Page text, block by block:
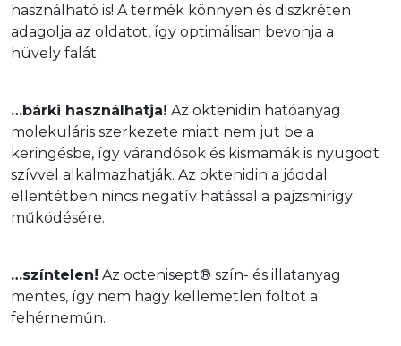
használható is! A termék könnyen és diszkréten
adagolja az oldatot, így optimálisan bevonja a
hüvely falát.
…bárki használhatja! Az oktenidin hatóanyag
molekuláris szerkezete miatt nem jut be a
keringésbe, így várandósok és kismamák is nyugodt
szívvel alkalmazhatják. Az oktenidin a jóddal
ellentétben nincs negatív hatással a pajzsmirigy
működésére.
…színtelen! Az octenisept® szín- és illatanyag
mentes, így nem hagy kellemetlen foltot a
fehérneműn.